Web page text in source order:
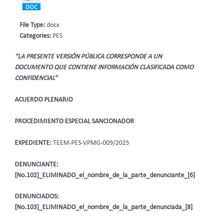
“LA PRESENTE VERSIÓN PÚBLICA CORRESPONDE A UN
DOCUMENTO QUE CONTIENE INFORMACIÓN CLASIFICADA COMO
CONFIDENCIAL”
ACUERDO PLENARIO
PROCEDIMIENTO ESPECIAL SANCIONADOR
EXPEDIENTE: TEEM-PES-VPMG-009/2025
DENUNCIANTE:
[No.102]_ELIMINADO_el_nombre_de_la_parte_denunciante_[6]
DENUNCIADOS:
[No.103]_ELIMINADO_el_nombre_de_la_parte_denunciada_[8]
File Type: docx
Categories: PES